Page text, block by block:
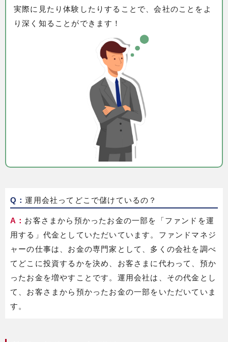
実際に見たり体験したりすることで、会社のことをよ
り深く知ることができます！
Q：運用会社ってどこで儲けているの？
A： お客さまから預かったお金の一部を「ファンドを運
用する」代金としていただいています。ファンドマネジ
ャーの仕事は、お金の専門家として、多くの会社を調べ
てどこに投資するかを決め、お客さまに代わって、預か
ったお金を増やすことです。運用会社は、その代金とし
て、お客さまから預かったお金の一部をいただいていま
す。